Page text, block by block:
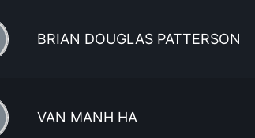
BRIAN DOUGLAS PATTERSON
VAN MANH HA